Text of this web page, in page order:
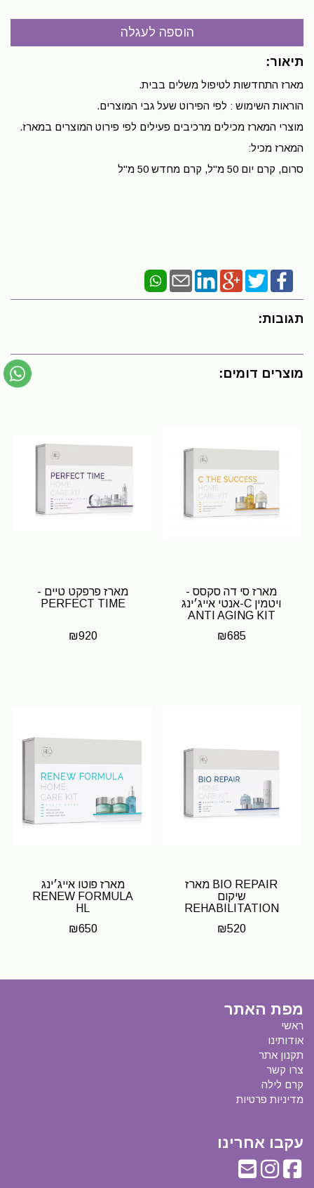
תיאור:
מארז התחדשות לטיפול משלים בבית.
הוראות השימוש : לפי הפירוט שעל גבי המוצרים.
מוצרי המארז מכילים מרכיבים פעילים לפי פירוט המוצרים במארז.
המארז מכיל:
סרום, קרם יום 50 מ"ל, קרם מחדש 50 מ"ל
תגובות:
מוצרים דומים:
מארז סי דה סקסס -
ויטמין C-אנטי אייג׳ינג
ANTI AGING KIT
₪685
מארז פרפקט טיים -
PERFECT TIME
₪920
BIO REPAIR מארז
שיקום
REHABILITATION
₪520
מארז פוטו אייג׳ינג
RENEW FORMULA
HL
₪650
מפת האתר
ראשי
אודותינו
תקנון אתר
צרו קשר
קרם לילה
מדיניות פרטיות
עקבו אחרינו